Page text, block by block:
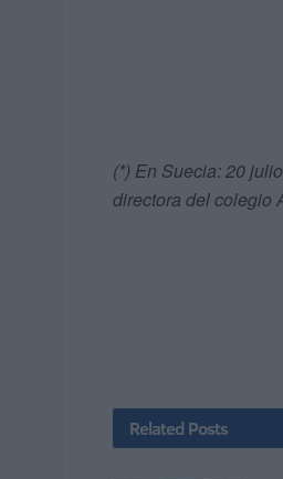
(*) En Suecia: 20
directora del colegio
Related Posts